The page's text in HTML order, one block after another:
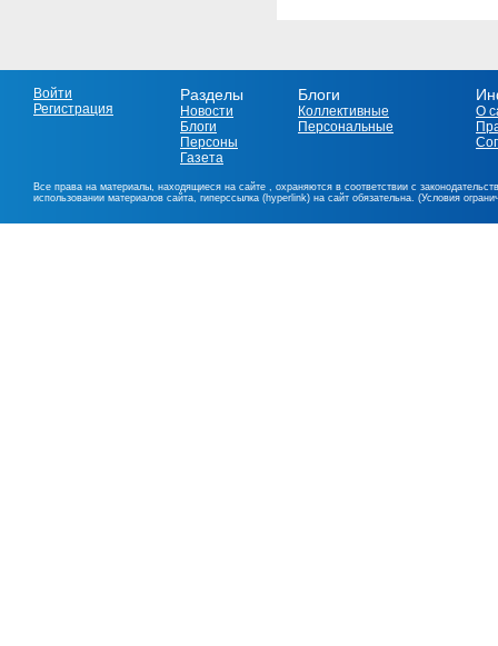
Войти
Регистрация
Разделы
Новости
Блоги
Персоны
Газета
Блоги
Коллективные
Персональные
О
Все права на материалы, находящиеся на сайте , охраняются в соответствии с
использовании материалов сайта, гиперссылка (hyperlink) на сайт обязательна. (Условия